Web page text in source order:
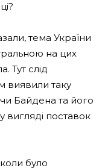
тема України
на цих
Тут слід
виявили таку
Байдена та його
вигляді поставок
було